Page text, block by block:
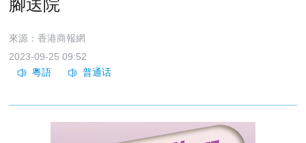
腳送院
來源：香港商報網
2023-09-25 09:52